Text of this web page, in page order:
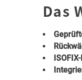
Das